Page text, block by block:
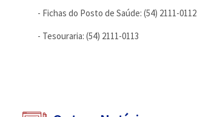
- Fichas do Posto de Saúde: (54) 2111-0112
- Tesouraria: (54) 2111-0113